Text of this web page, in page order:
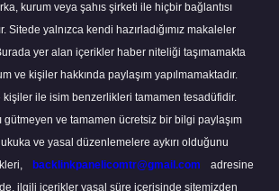
kurum veya şahıs şirketi ile hiçbir bağlantısı
Sitede yalnızca kendi hazırladığımız makaleler
yer alan içerikler haber niteliği taşımamakta
ve kişiler hakkında paylaşım yapılmamaktadır.
kişiler ile isim benzerlikleri tamamen tesadüfidir.
gütmeyen ve tamamen ücretsiz bir bilgi paylaşım
ve yasal düzenlemelere aykırı olduğunu
backlinkpanelicomtr@gmail.com
adresine
ilgili içerikler yasal süre içerisinde sitemizden